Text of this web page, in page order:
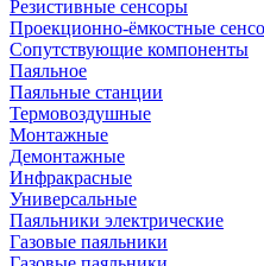
Резистивные сенсоры
Проекционно-ёмкостные
Сопутствующие компоненты
Паяльное
Паяльные станции
Термовоздушные
Монтажные
Демонтажные
Инфракрасные
Универсальные
Паяльники электрические
Газовые паяльники